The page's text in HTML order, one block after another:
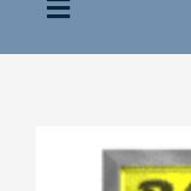
Toggle
Navigation